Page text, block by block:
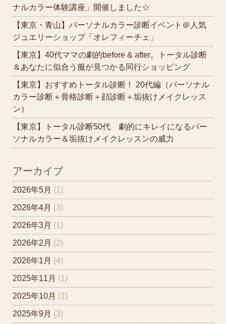
ナルカラー体験講座」開催しました☆
【東京・青山】パーソナルカラー診断イベント＠人気
ジュエリーショップ「オレフィーチェ」
【東京】40代ママの劇的before & after。トータル診断
＆あなたに似合う服が見つかる同行ショッピング
【東京】おすすめトータル診断！ 20代編（パーソナル
カラー診断＋骨格診断＋顔診断＋垢抜けメイクレッス
ン）
【東京】トータル診断50代 劇的にキレイになるパー
ソナルカラー＆垢抜けメイクレッスンの威力
アーカイブ
2026年5月 (1)
2026年4月 (3)
2026年3月 (1)
2026年2月 (2)
2026年1月 (4)
2025年11月 (1)
2025年10月 (1)
2025年9月 (3)